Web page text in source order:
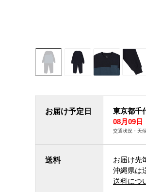
お届け予定日 東京都千
08月09日
交通状況・天
送料 お届け先
沖縄県は
送料につ